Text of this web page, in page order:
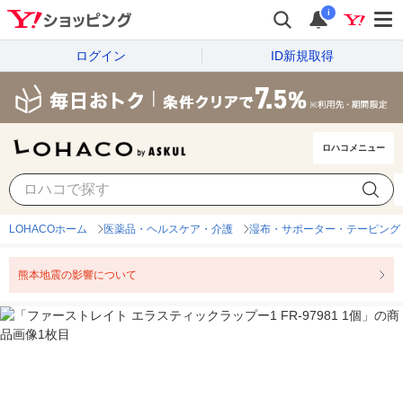
i
ログイン ID新規取得
ロハコメニュー
LOHACOホーム 医薬品・ヘルスケア・介護 湿布・サポーター・テーピング
熊本地震の影響について